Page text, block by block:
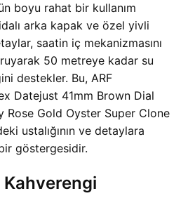
boyu rahat bir kullanım
arka kapak ve özel yivli
saatin iç mekanizmasını
50 metreye kadar su
destekler. Bu, ARF
Datejust 41mm Brown Dial
Rose Gold Oyster Super Clone
ustalığının ve detaylara
göstergesidir.
Kahverengi